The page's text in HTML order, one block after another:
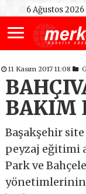
6 Ağustos 2026
11 Kasım 2017 11:08
BAKIM
Başakşehir
peyzaj eğitimi
Park ve
yönetimlerinin